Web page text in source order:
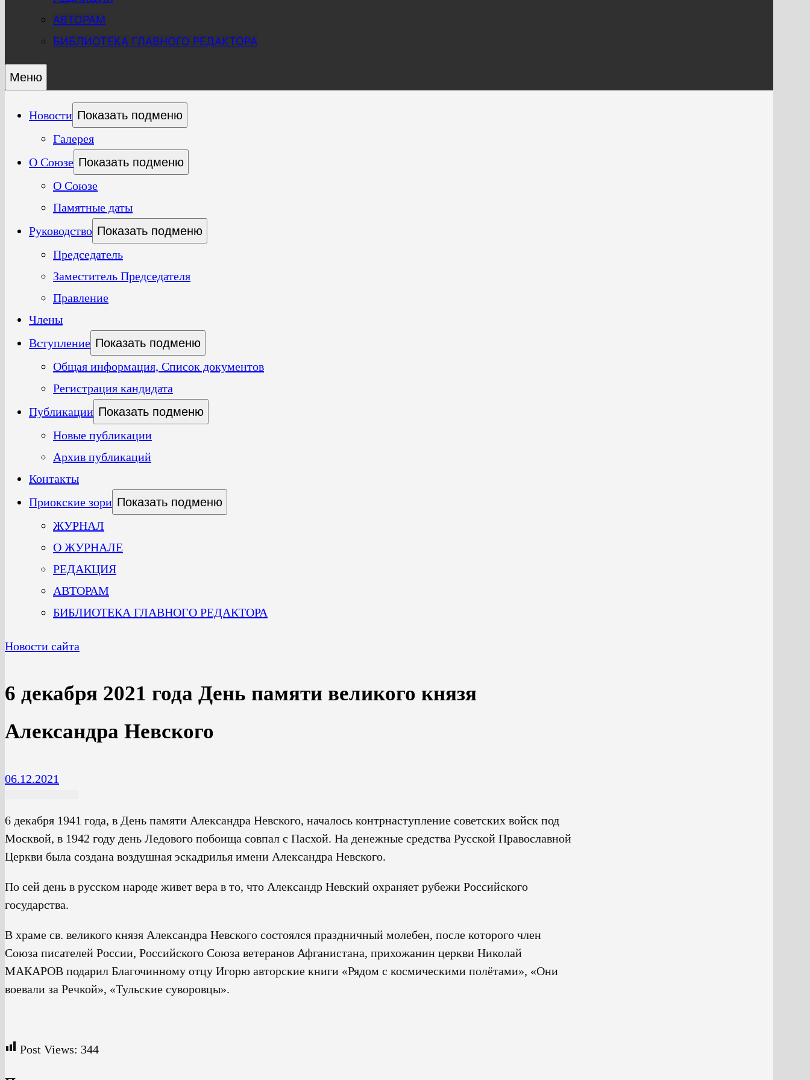
АВТОРАМ
БИБЛИОТЕКА ГЛАВНОГО РЕДАКТОРА
Меню
Новости Показать подменю
Галерея
О Союзе Показать подменю
О Союзе
Памятные даты
Руководство Показать подменю
Председатель
Заместитель Председателя
Правление
Члены
Вступление Показать подменю
Общая информация, Список документов
Регистрация кандидата
Публикации Показать подменю
Новые публикации
Архив публикаций
Контакты
Приокские зори Показать подменю
ЖУРНАЛ
О ЖУРНАЛЕ
РЕДАКЦИЯ
АВТОРАМ
БИБЛИОТЕКА ГЛАВНОГО РЕДАКТОРА
Новости сайта
6 декабря 2021 года День памяти великого князя
Александра Невского
06.12.2021
6 декабря 1941 года, в День памяти Александра Невского, началось контрнаступление советских войск под
Москвой, в 1942 году день Ледового побоища совпал с Пасхой. На денежные средства Русской Православной
Церкви была создана воздушная эскадрилья имени Александра Невского.
По сей день в русском народе живет вера в то, что Александр Невский охраняет рубежи Российского
государства.
В храме св. великого князя Александра Невского состоялся праздничный молебен, после которого член
Союза писателей России, Российского Союза ветеранов Афганистана, прихожанин церкви Николай
МАКАРОВ подарил Благочинному отцу Игорю авторские книги «Рядом с космическими полётами», «Они
воевали за Речкой», «Тульские суворовцы».
Post Views: 344